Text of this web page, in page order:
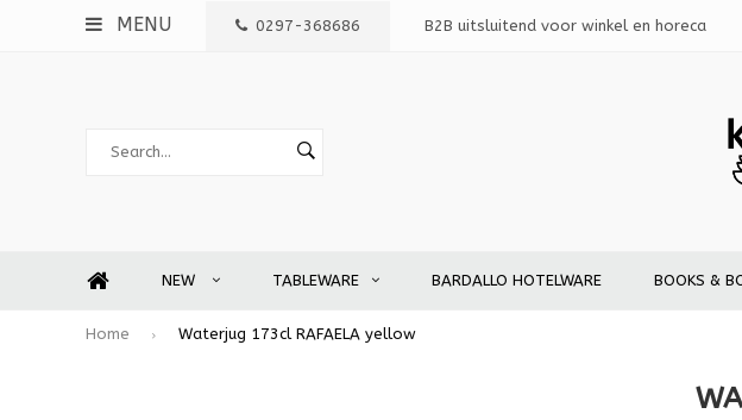
MENU 0297-368686 B2B uitsluitend voor winkel en horeca
NEW TABLEWARE BARDALLO HOTELWARE BOOKS &
Home Waterjug 173cl RAFAELA yellow